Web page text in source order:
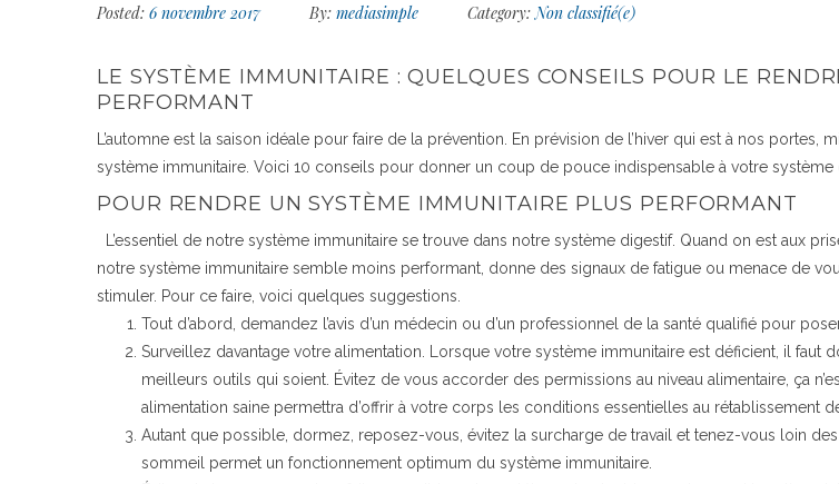
Posted: 6 novembre 2017 By: mediasimple Category: Non classifié(e)
LE SYSTÈME IMMUNITAIRE : QUELQUES CONSEILS POUR LE
PERFORMANT
L’automne est la saison idéale pour faire de la prévention. En prévision de l’hiver qui est à nos portes,
système immunitaire. Voici 10 conseils pour donner un coup de pouce indispensable à votre système
POUR RENDRE UN SYSTÈME IMMUNITAIRE PLUS PERFORMANT
L’essentiel de notre système immunitaire se trouve dans notre système digestif. Quand on est aux
notre système immunitaire semble moins performant, donne des signaux de fatigue ou menace de
stimuler. Pour ce faire, voici quelques suggestions.
Tout d’abord, demandez l’avis d’un médecin ou d’un professionnel de la santé qualifié pour
Surveillez davantage votre alimentation. Lorsque votre système immunitaire est déficient, il faut
meilleurs outils qui soient. Évitez de vous accorder des permissions au niveau alimentaire, ça
alimentation saine permettra d’offrir à votre corps les conditions essentielles au rétablissement
Autant que possible, dormez, reposez-vous, évitez la surcharge de travail et tenez-vous loin des
sommeil permet un fonctionnement optimum du système immunitaire.